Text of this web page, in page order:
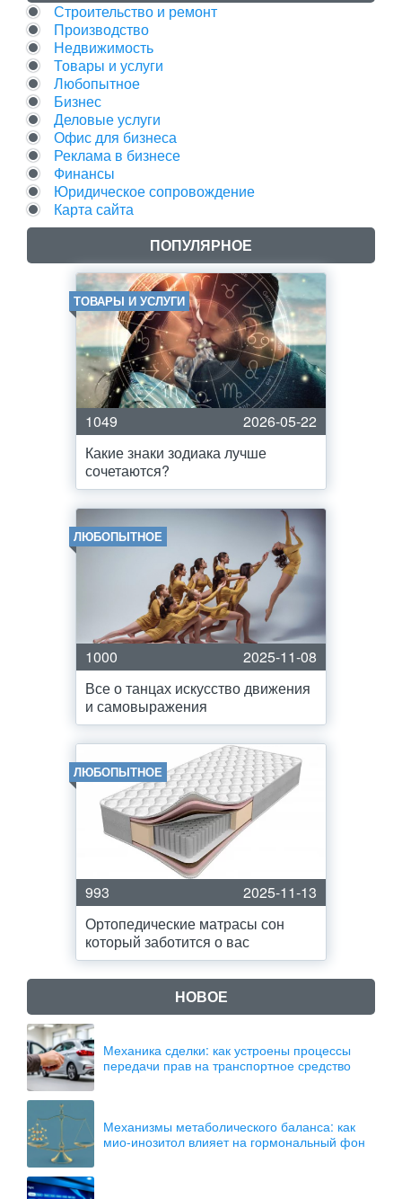
Строительство и ремонт
Производство
Недвижимость
Товары и услуги
Любопытное
Бизнес
Деловые услуги
Офис для бизнеса
Реклама в бизнесе
Финансы
Юридическое сопровождение
Карта сайта
ПОПУЛЯРНОЕ
ТОВАРЫ И УСЛУГИ
1049
2026-05-22
Какие знаки зодиака лучше
сочетаются?
ЛЮБОПЫТНОЕ
1000
2025-11-08
Все о танцах искусство движения
и самовыражения
ЛЮБОПЫТНОЕ
993
2025-11-13
Ортопедические матрасы сон
который заботится о вас
НОВОЕ
Механика сделки: как устроены процессы
передачи прав на транспортное средство
Механизмы метаболического баланса: как
мио-инозитол влияет на гормональный фон